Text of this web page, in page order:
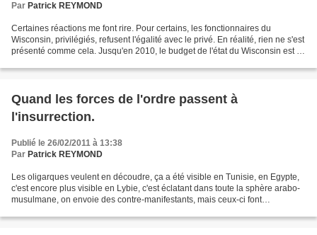
Par Patrick REYMOND
Certaines réactions me font rire. Pour certains, les fonctionnaires du
Wisconsin, privilégiés, refusent l'égalité avec le privé. En réalité, rien ne s'est
présenté comme cela. Jusqu'en 2010, le budget de l'état du Wisconsin est à
Quand les forces de l'ordre passent à
l'insurrection.
Publié le 26/02/2011 à 13:38
Par Patrick REYMOND
Les oligarques veulent en découdre, ça a été visible en Tunisie, en Egypte,
c'est encore plus visible en Lybie, c'est éclatant dans toute la sphère arabo-
musulmane, on envoie des contre-manifestants, mais ceux-ci font